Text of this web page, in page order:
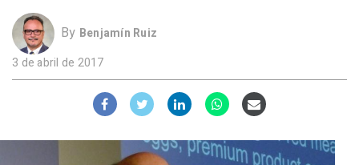
By Benjamín Ruiz
3 de abril de 2017